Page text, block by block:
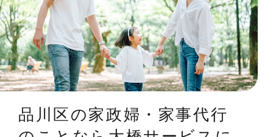
品川区の家政婦・家事代行